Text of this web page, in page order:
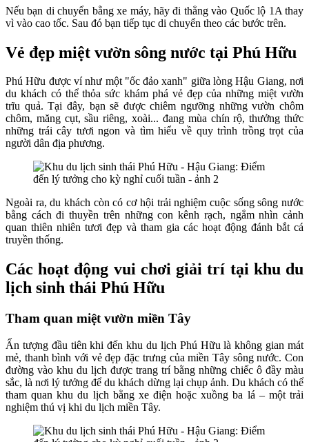
Nếu bạn di chuyển bằng xe máy, hãy đi thẳng vào Quốc lộ 1A thay
vì vào cao tốc. Sau đó bạn tiếp tục di chuyển theo các bước trên.
Vẻ đẹp miệt vườn sông nước tại Phú Hữu
Phú Hữu được ví như một "ốc đảo xanh" giữa lòng Hậu Giang, nơi
du khách có thể thỏa sức khám phá vẻ đẹp của những miệt vườn
trĩu quả. Tại đây, bạn sẽ được chiêm ngưỡng những vườn chôm
chôm, măng cụt, sầu riêng, xoài... đang mùa chín rộ, thưởng thức
những trái cây tươi ngon và tìm hiểu về quy trình trồng trọt của
người dân địa phương.
Ngoài ra, du khách còn có cơ hội trải nghiệm cuộc sống sông nước
bằng cách đi thuyền trên những con kênh rạch, ngắm nhìn cảnh
quan thiên nhiên tươi đẹp và tham gia các hoạt động đánh bắt cá
truyền thống.
Các hoạt động vui chơi giải trí tại khu du
lịch sinh thái Phú Hữu
Tham quan miệt vườn miền Tây
Ấn tượng đầu tiên khi đến khu du lịch Phú Hữu là không gian mát
mẻ, thanh bình với vẻ đẹp đặc trưng của miền Tây sông nước. Con
đường vào khu du lịch được trang trí bằng những chiếc ô đầy màu
sắc, là nơi lý tưởng để du khách dừng lại chụp ảnh. Du khách có thể
tham quan khu du lịch bằng xe điện hoặc xuồng ba lá – một trải
nghiệm thú vị khi du lịch miền Tây.